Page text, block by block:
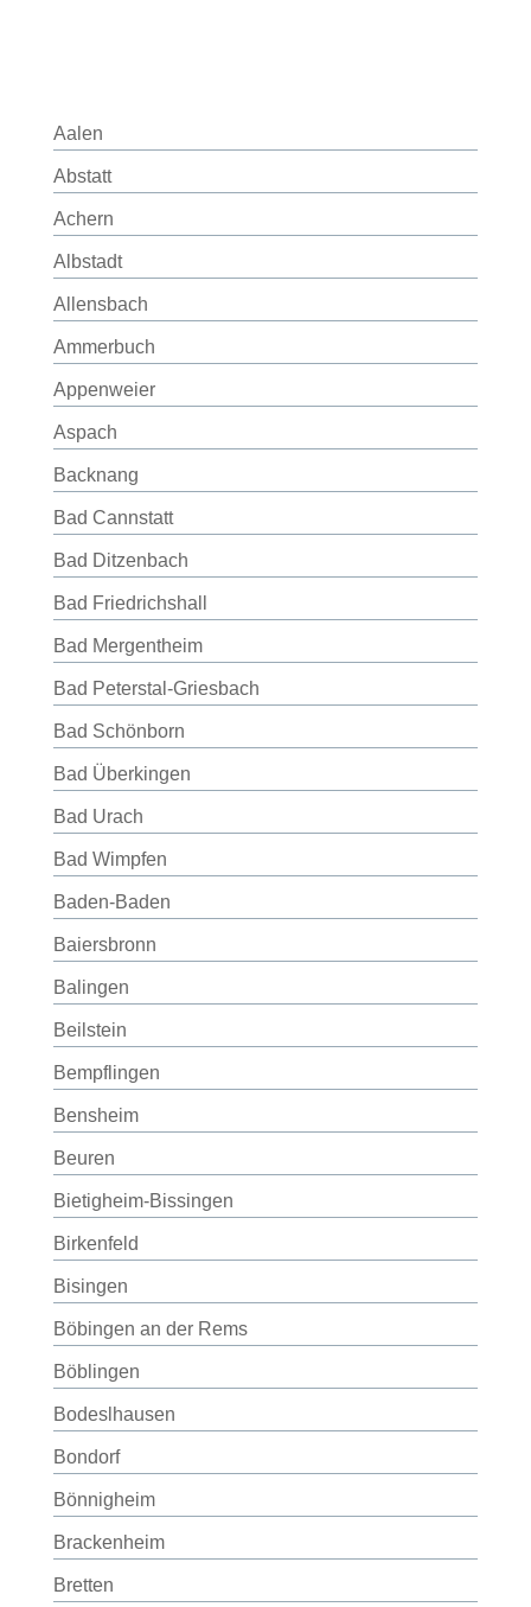
Aalen
Abstatt
Achern
Albstadt
Allensbach
Ammerbuch
Appenweier
Aspach
Backnang
Bad Cannstatt
Bad Ditzenbach
Bad Friedrichshall
Bad Mergentheim
Bad Peterstal-Griesbach
Bad Schönborn
Bad Überkingen
Bad Urach
Bad Wimpfen
Baden-Baden
Baiersbronn
Balingen
Beilstein
Bempflingen
Bensheim
Beuren
Bietigheim-Bissingen
Birkenfeld
Bisingen
Böbingen an der Rems
Böblingen
Bodeslhausen
Bondorf
Bönnigheim
Brackenheim
Bretten